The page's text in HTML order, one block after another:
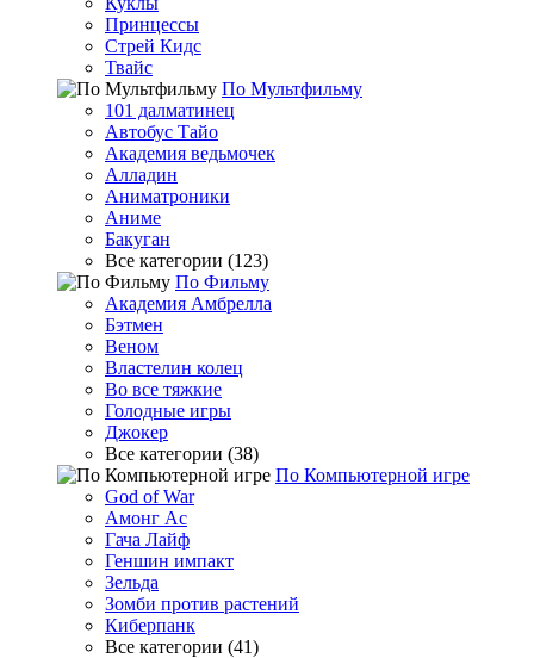
Принцессы
Стрей Кидс
Твайс
По Мультфильму
101 далматинец
Автобус Тайо
Академия ведьмочек
Алладин
Аниматроники
Аниме
Бакуган
Все категории (123)
По Фильму
Академия Амбрелла
Бэтмен
Веном
Властелин колец
Во все тяжкие
Голодные игры
Джокер
Все категории (38)
По Компьютерной игре
God of War
Амонг Ас
Гача Лайф
Геншин импакт
Зельда
Зомби против растений
Киберпанк
Все категории (41)